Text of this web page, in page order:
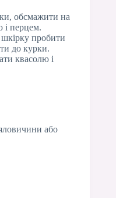
обсмажити на
і перцем.
пробити
до курки.
квасолю і
або